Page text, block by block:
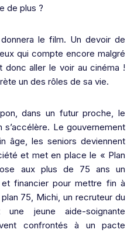
de plus ?
le film. Un devoir de
qui compte encore malgré
donc aller le voir au cinéma !
un des rôles de sa vie.
dans un futur proche,le
s’accélère. Le gouvernement
âge, les seniors deviennent
et met en place le « Plan
aux plus de 75 ans un
et financier pour mettre fin à
75, Michi, un recruteur du
une jeune aide-soignante
confrontés à un pacte